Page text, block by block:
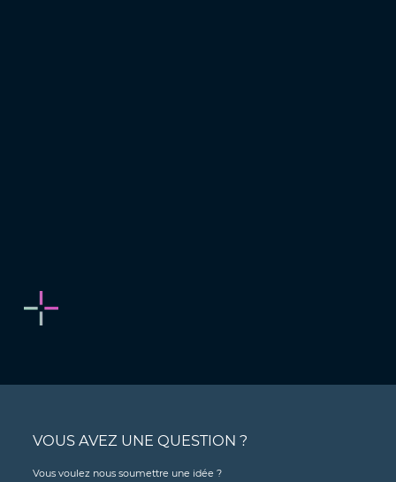
VOUS AVEZ UNE QUESTION ?
Vous voulez nous soumettre une idée ?